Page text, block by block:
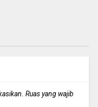
Ruas yang wajib